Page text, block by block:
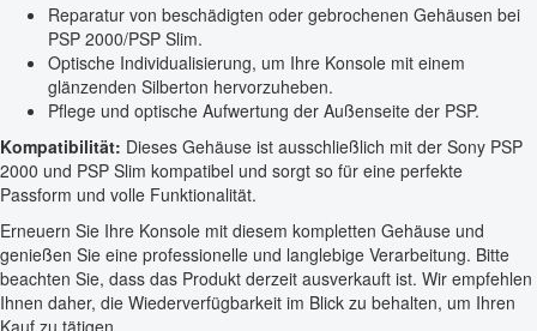
Reparatur von beschädigten oder gebrochenen Gehäusen bei
PSP 2000/PSP Slim.
Optische Individualisierung, um Ihre Konsole mit einem
glänzenden Silberton hervorzuheben.
Pflege und optische Aufwertung der Außenseite der PSP.
Kompatibilität: Dieses Gehäuse ist ausschließlich mit der Sony PSP
2000 und PSP Slim kompatibel und sorgt so für eine perfekte
Passform und volle Funktionalität.
Erneuern Sie Ihre Konsole mit diesem kompletten Gehäuse und
genießen Sie eine professionelle und langlebige Verarbeitung. Bitte
beachten Sie, dass das Produkt derzeit ausverkauft ist. Wir empfehlen
Ihnen daher, die Wiederverfügbarkeit im Blick zu behalten, um Ihren
Kauf zu tätigen.